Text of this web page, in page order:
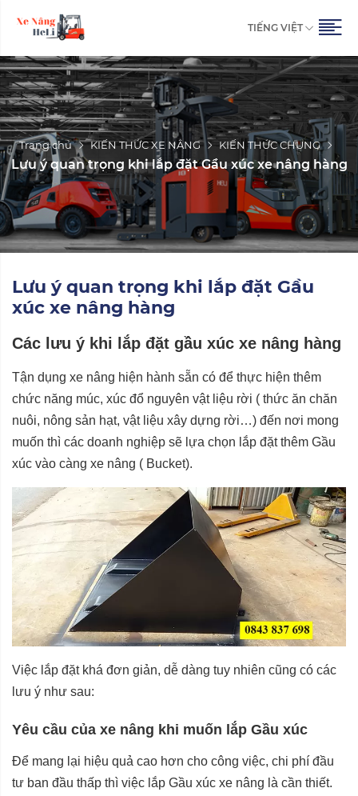
TIẾNG VIỆT
Trang chủ KIẾN THỨC XE NÂNG KIẾN THỨC CHUNG
Lưu ý quan trọng khi lắp đặt Gầu xúc xe nâng hàng
Lưu ý quan trọng khi lắp đặt Gầu
xúc xe nâng hàng
Các lưu ý khi lắp đặt gầu xúc xe nâng hàng
Tận dụng xe nâng hiện hành sẵn có để thực hiện thêm
chức năng múc, xúc đổ nguyên vật liệu rời ( thức ăn chăn
nuôi, nông sản hạt, vật liệu xây dựng rời…) đến nơi mong
muốn thì các doanh nghiệp sẽ lựa chọn lắp đặt thêm Gầu
xúc vào càng xe nâng ( Bucket).
Việc lắp đặt khá đơn giản, dễ dàng tuy nhiên cũng có các
lưu ý như sau:
Yêu cầu của xe nâng khi muốn lắp Gầu xúc
Để mang lại hiệu quả cao hơn cho công việc, chi phí đầu
tư ban đầu thấp thì việc lắp Gầu xúc xe nâng là cần thiết.